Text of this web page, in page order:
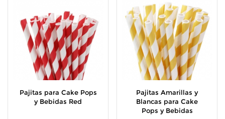
Pajitas para Cake Pops
y Bebidas Red
Pajitas Amarillas y
Blancas para Cake
Pops y Bebidas